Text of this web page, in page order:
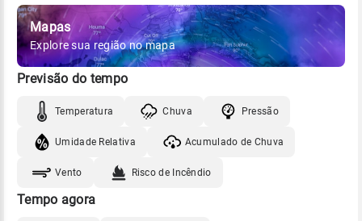
Mapas
Explore sua região no mapa
Previsão do tempo
Temperatura Chuva Pressão
Umidade Relativa Acumulado de Chuva
Vento Risco de Incêndio
Tempo agora